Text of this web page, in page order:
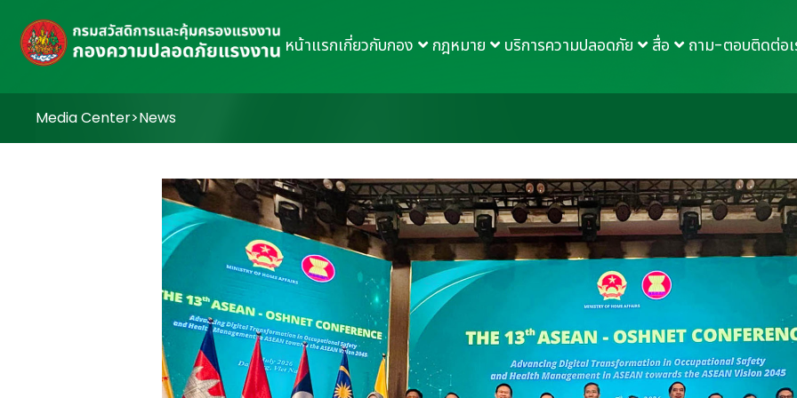
หน้าแรกเกี่ยวกับกอง กฎหมาย บริการความปลอดภัย สื่อ ถาม-ตอบติดต่อเ
Media Center>News